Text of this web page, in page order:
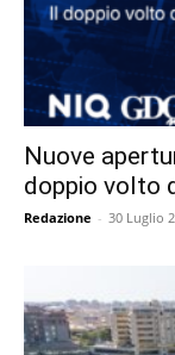
Nuove
doppio volto
Redazione - 30 Luglio